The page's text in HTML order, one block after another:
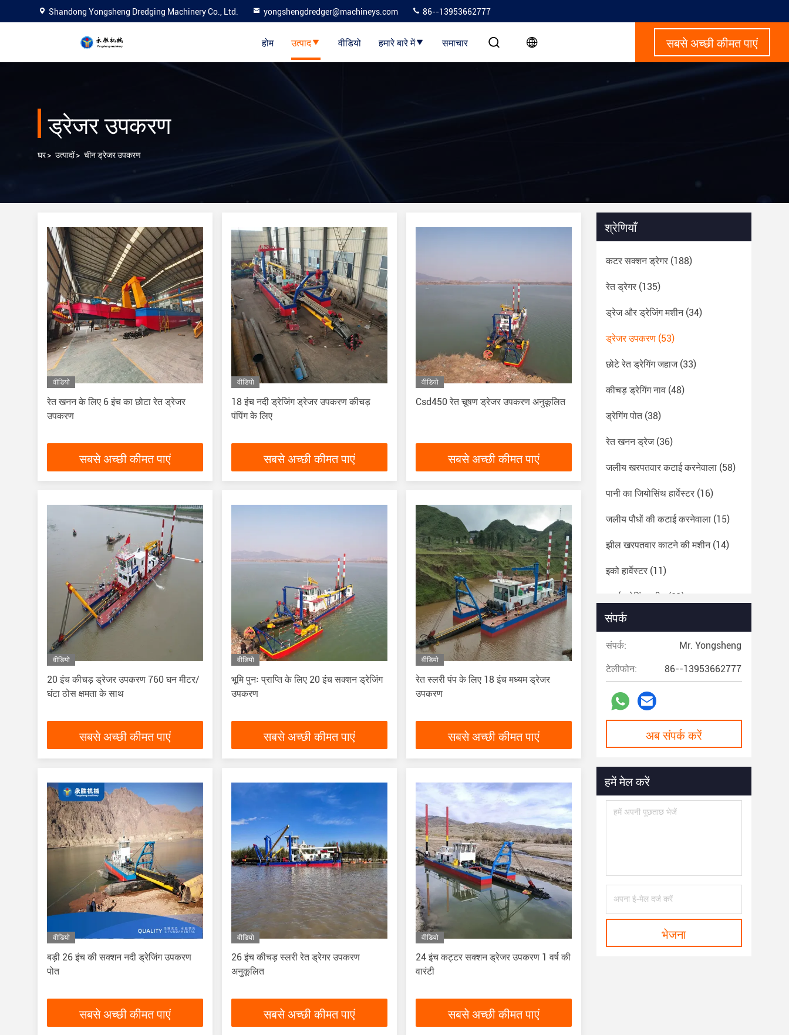
Shandong Yongsheng Dredging Machinery Co., Ltd. yongshengdredger@machineys.com 86--13953662777
होम उत्पाद वीडियो हमारे बारे में समाचार सबसे अच्छी कीमत पाएं
ड्रेजर उपकरण
घर> उत्पादों> चीन ड्रेजर उपकरण
वीडियो
रेत खनन के लिए 6 इंच का छोटा रेत ड्रेजर
उपकरण
सबसे अच्छी कीमत पाएं
वीडियो
18 इंच नदी ड्रेजिंग ड्रेजर उपकरण कीचड़
पंपिंग के लिए
सबसे अच्छी कीमत पाएं
वीडियो
Csd450 रेत चूषण ड्रेजर उपकरण अनुकूलित
सबसे अच्छी कीमत पाएं
वीडियो
20 इंच कीचड़ ड्रेजर उपकरण 760 घन मीटर/
घंटा ठोस क्षमता के साथ
सबसे अच्छी कीमत पाएं
वीडियो
भूमि पुनः प्राप्ति के लिए 20 इंच सक्शन ड्रेजिंग
उपकरण
सबसे अच्छी कीमत पाएं
वीडियो
रेत स्लरी पंप के लिए 18 इंच मध्यम ड्रेजर
उपकरण
सबसे अच्छी कीमत पाएं
वीडियो
बड़ी 26 इंच की सक्शन नदी ड्रेजिंग उपकरण
पोत
सबसे अच्छी कीमत पाएं
वीडियो
26 इंच कीचड़ स्लरी रेत ड्रेगर उपकरण
अनुकूलित
सबसे अच्छी कीमत पाएं
वीडियो
24 इंच कट्टर सक्शन ड्रेजर उपकरण 1 वर्ष की
वारंटी
सबसे अच्छी कीमत पाएं
श्रेणियाँ
कटर सक्शन ड्रेगर (188)
रेत ड्रेगर (135)
ड्रेज और ड्रेजिंग मशीन(34)
ड्रेजर उपकरण (53)
छोटे रेत ड्रेगिंग जहाज(33)
कीचड़ ड्रेगिंग नाव (48)
ड्रेगिंग पोत(38)
रेत खनन ड्रेज(36)
जलीय खरपतवार कटाई करनेवाला (58)
पानी का जियोसिंथ हार्वेस्टर (16)
जलीय पौधों की कटाई करनेवाला (15)
झील खरपतवार काटने की मशीन(14)
इको हार्वेस्टर (11)
स्वर्ण ड्रेगिंग मशीन (21)
संपर्क
संपर्क: Mr. Yongsheng
टेलीफोन: 86--13953662777
अब संपर्क करें
हमें मेल करें
भेजना